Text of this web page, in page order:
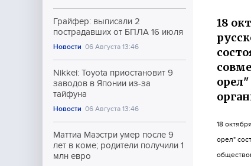
Грайфер: выписали 2
пострадавших от БПЛА 16 июля
Новости 06 Августа 13:46
Nikkei: Toyota приостановит 9
заводов в Японии из-за
тайфуна
Новости 06 Августа 13:46
Маттиа Маэстри умер после 9
лет в коме; родители получили 1
млн евро
18
18
орел"